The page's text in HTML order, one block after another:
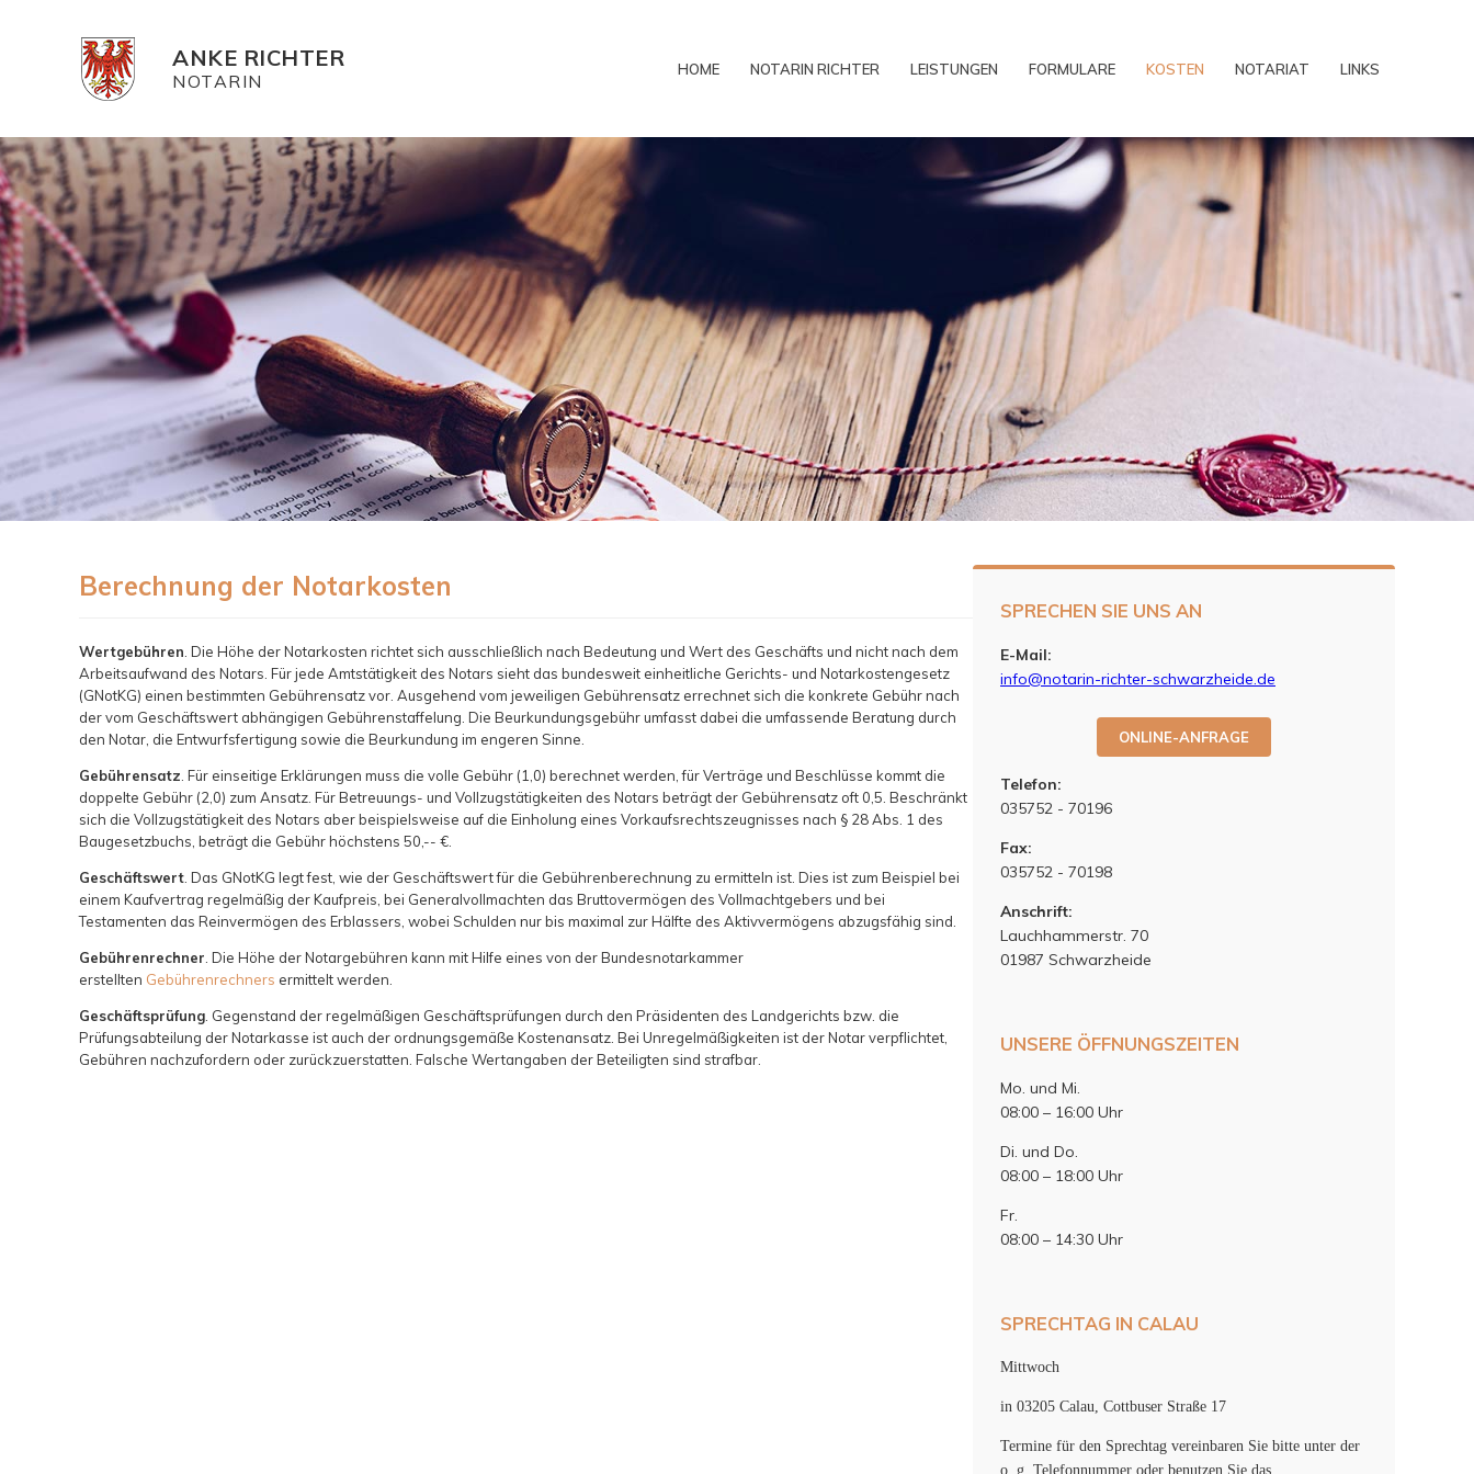
ANKE RICHTER
NOTARIN
HOME NOTARIN RICHTER LEISTUNGEN FORMULARE KOSTEN NOTARIAT LINKS
Berechnung der Notarkosten
Wertgebühren . Die Höhe der Notarkosten richtet sich ausschließlich nach Bedeutung und Wert des Geschäfts und nicht nach dem
Arbeitsaufwand des Notars. Für jede Amtstätigkeit des Notars sieht das bundesweit einheitliche Gerichts- und Notarkostengesetz
(GNotKG) einen bestimmten Gebührensatz vor. Ausgehend vom jeweiligen Gebührensatz errechnet sich die konkrete Gebühr nach
der vom Geschäftswert abhängigen Gebührenstaffelung. Die Beurkundungsgebühr umfasst dabei die umfassende Beratung durch
den Notar, die Entwurfsfertigung sowie die Beurkundung im engeren Sinne.
Gebührensatz . Für einseitige Erklärungen muss die volle Gebühr (1,0) berechnet werden, für Verträge und Beschlüsse kommt die
doppelte Gebühr (2,0) zum Ansatz. Für Betreuungs- und Vollzugstätigkeiten des Notars beträgt der Gebührensatz oft 0,5. Beschränkt
sich die Vollzugstätigkeit des Notars aber beispielsweise auf die Einholung eines Vorkaufsrechtszeugnisses nach § 28 Abs. 1 des
Baugesetzbuchs, beträgt die Gebühr höchstens 50,-- €.
Geschäftswert . Das GNotKG legt fest, wie der Geschäftswert für die Gebührenberechnung zu ermitteln ist. Dies ist zum Beispiel bei
einem Kaufvertrag regelmäßig der Kaufpreis, bei Generalvollmachten das Bruttovermögen des Vollmachtgebers und bei
Testamenten das Reinvermögen des Erblassers, wobei Schulden nur bis maximal zur Hälfte des Aktivvermögens abzugsfähig sind.
Gebührenrechner . Die Höhe der Notargebühren kann mit Hilfe eines von der Bundesnotarkammer
erstellten Gebührenrechners ermittelt werden.
Geschäftsprüfung . Gegenstand der regelmäßigen Geschäftsprüfungen durch den Präsidenten des Landgerichts bzw. die
Prüfungsabteilung der Notarkasse ist auch der ordnungsgemäße Kostenansatz. Bei Unregelmäßigkeiten ist der Notar verpflichtet,
Gebühren nachzufordern oder zurückzuerstatten. Falsche Wertangaben der Beteiligten sind strafbar.
SPRECHEN SIE UNS AN
E-Mail:
info@notarin-richter-schwarzheide.de
ONLINE-ANFRAGE
Telefon:
035752 - 70196
Fax:
035752 - 70198
Anschrift:
Lauchhammerstr. 70
01987 Schwarzheide
UNSERE ÖFFNUNGSZEITEN
Mo. und Mi.
08:00 – 16:00 Uhr
Di. und Do.
08:00 – 18:00 Uhr
Fr.
08:00 – 14:30 Uhr
SPRECHTAG IN CALAU
Mittwoch
in 03205 Calau, Cottbuser Straße 17
Termine für den Sprechtag vereinbaren Sie bitte unter der
o. g. Telefonnummer oder benutzen Sie das